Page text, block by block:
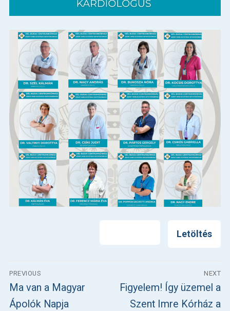
Letöltés
Bejegyzés
navigáció
PREVIOUS
Previous
post:
Ma van a Magyar
Ápolók Napja
NEXT
Next
post:
Figyelem! Így üzemel a
Szent Imre Kórház a